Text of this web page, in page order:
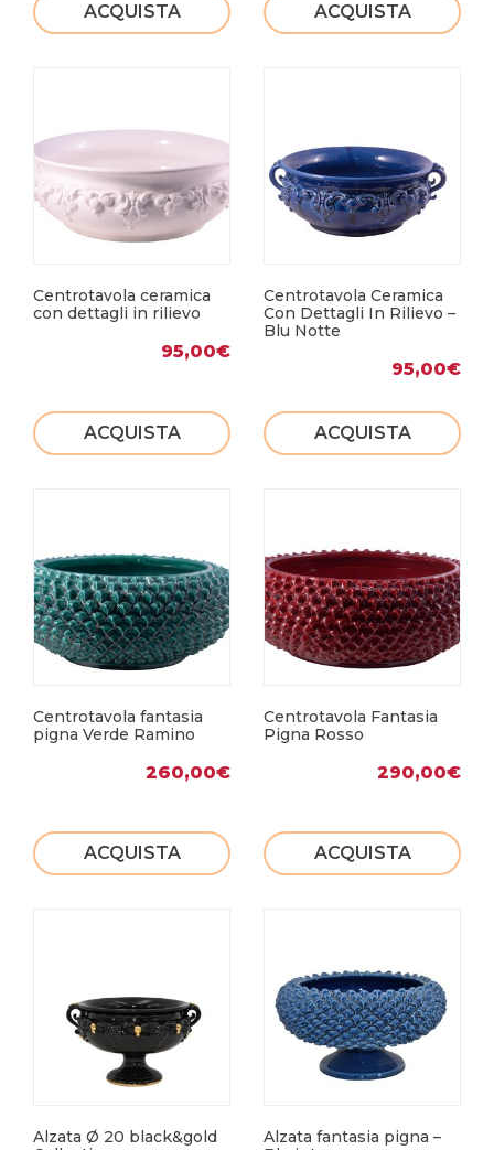
ACQUISTA ACQUISTA
Centrotavola ceramica
con dettagli in rilievo
95,00€
ACQUISTA
Centrotavola Ceramica
Con Dettagli In Rilievo –
Blu Notte
95,00€
ACQUISTA
Centrotavola fantasia
pigna Verde Ramino
260,00€
ACQUISTA
Centrotavola Fantasia
Pigna Rosso
290,00€
ACQUISTA
Alzata Ø 20 black&gold
Alzata fantasia pigna –